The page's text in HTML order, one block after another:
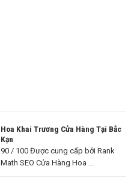
Hoa Khai Trương Cửa Hàng Tại Bắc
Kạn
90 / 100 Được cung cấp bởi Rank
Math SEO Cửa Hàng Hoa ...